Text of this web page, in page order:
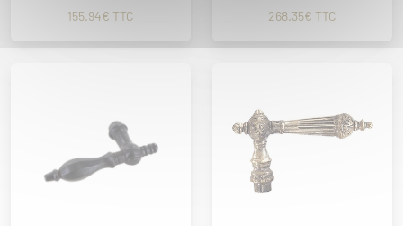
155.94€ TTC
268.35€ TTC